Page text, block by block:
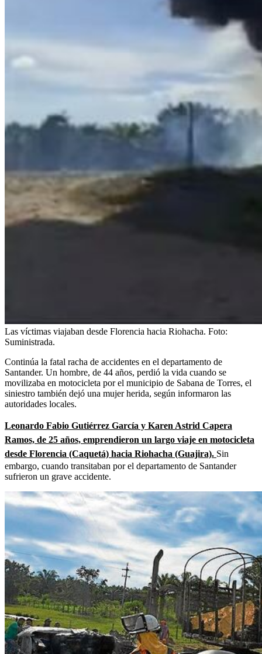
Las víctimas viajaban desde Florencia hacia Riohacha. Foto:
Suministrada.
Continúa la fatal racha de accidentes en el departamento de
Santander. Un hombre, de 44 años, perdió la vida cuando se
movilizaba en motocicleta por el municipio de Sabana de Torres, el
siniestro también dejó una mujer herida, según informaron las
autoridades locales.
Leonardo Fabio Gutiérrez García y Karen Astrid Capera
Ramos, de 25 años, emprendieron un largo viaje en motocicleta
desde Florencia (Caquetá) hacia Riohacha (Guajira). Sin
embargo, cuando transitaban por el departamento de Santander
sufrieron un grave accidente.